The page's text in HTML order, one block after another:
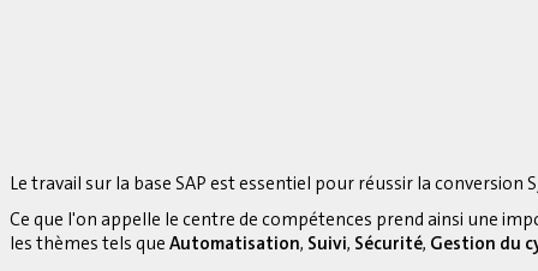
Le travail sur la base SAP est essentiel pour réussir la conversion
Ce que l'on appelle le centre de compétences prend ainsi une
les thèmes tels que Automatisation, Suivi, Sécurité, Gestion du